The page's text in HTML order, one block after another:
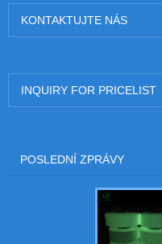
KONTAKTUJTE NÁS
INQUIRY FOR PRICELIST
POSLEDNÍ ZPRÁVY